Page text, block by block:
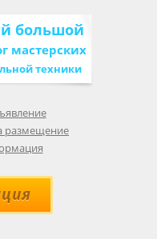
большой
мастерских
техники
размещение